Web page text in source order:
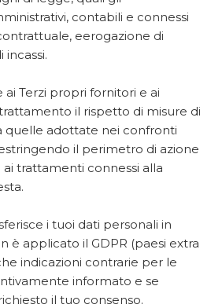
contabili e connessi
eerogazione di
incassi.
Terzi propri fornitori e ai
il rispetto di misure di
quelle adottate nei confronti
il perimetro di azione
trattamenti connessi alla
i tuoi dati personali in
è applicato il GDPR (paesi extra
indicazioni contrarie per le
informato e se
il tuo consenso.